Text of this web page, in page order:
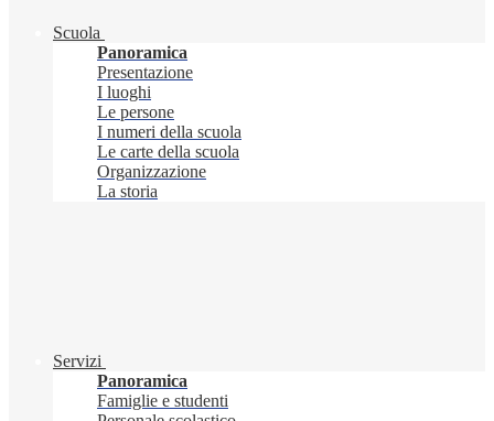
Scuola
Panoramica
Presentazione
I luoghi
Le persone
I numeri della scuola
Le carte della scuola
Organizzazione
La storia
Servizi
Panoramica
Famiglie e studenti